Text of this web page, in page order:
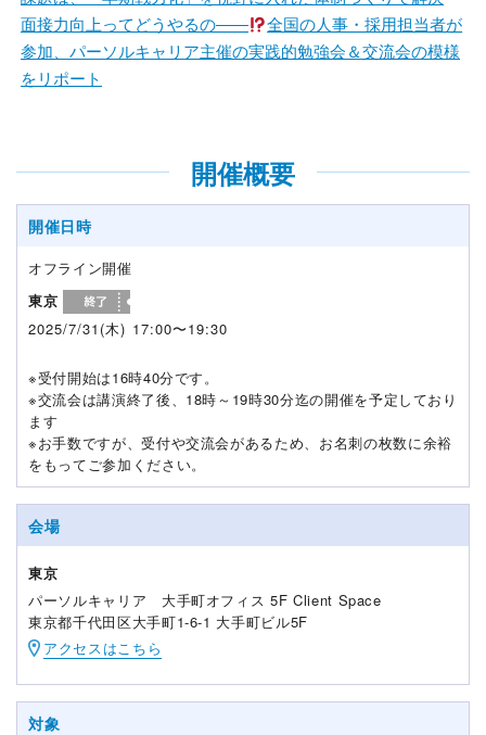
面接力向上ってどうやるの――
全国の人事・採用担当者が
参加、パーソルキャリア主催の実践的勉強会＆交流会の模様
をリポート
開催概要
開催日時
オフライン開催
東京
2025/7/31(木) 17:00〜19:30
※受付開始は16時40分です。
※交流会は講演終了後、18時～19時30分迄の開催を予定しており
ます
※お手数ですが、受付や交流会があるため、お名刺の枚数に余裕
をもってご参加ください。
会場
東京
パーソルキャリア 大手町オフィス 5F Client Space
東京都千代田区大手町1-6-1 大手町ビル5F
アクセスはこちら
対象